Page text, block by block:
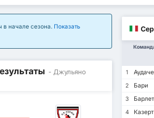
в начале сезона. Показать
- Джульяно
1
2
Бари
3
4